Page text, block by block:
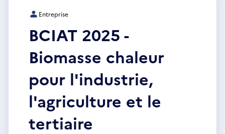
Entreprise
BCIAT 2025 -
Biomasse chaleur
pour l'industrie,
l'agriculture et le
tertiaire